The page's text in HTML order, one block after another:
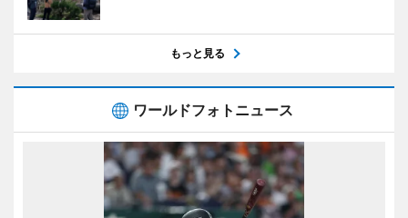
もっと見る
ワールドフォトニュース